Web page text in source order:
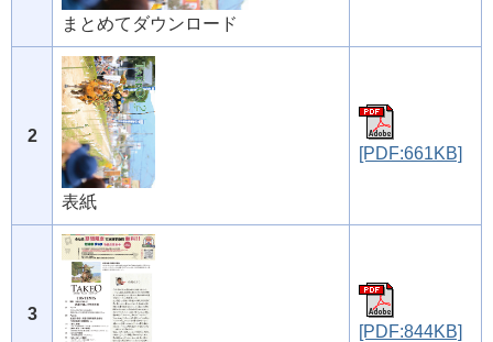
まとめてダウンロード
2
表紙
[PDF:661KB]
3
[PDF:844KB]